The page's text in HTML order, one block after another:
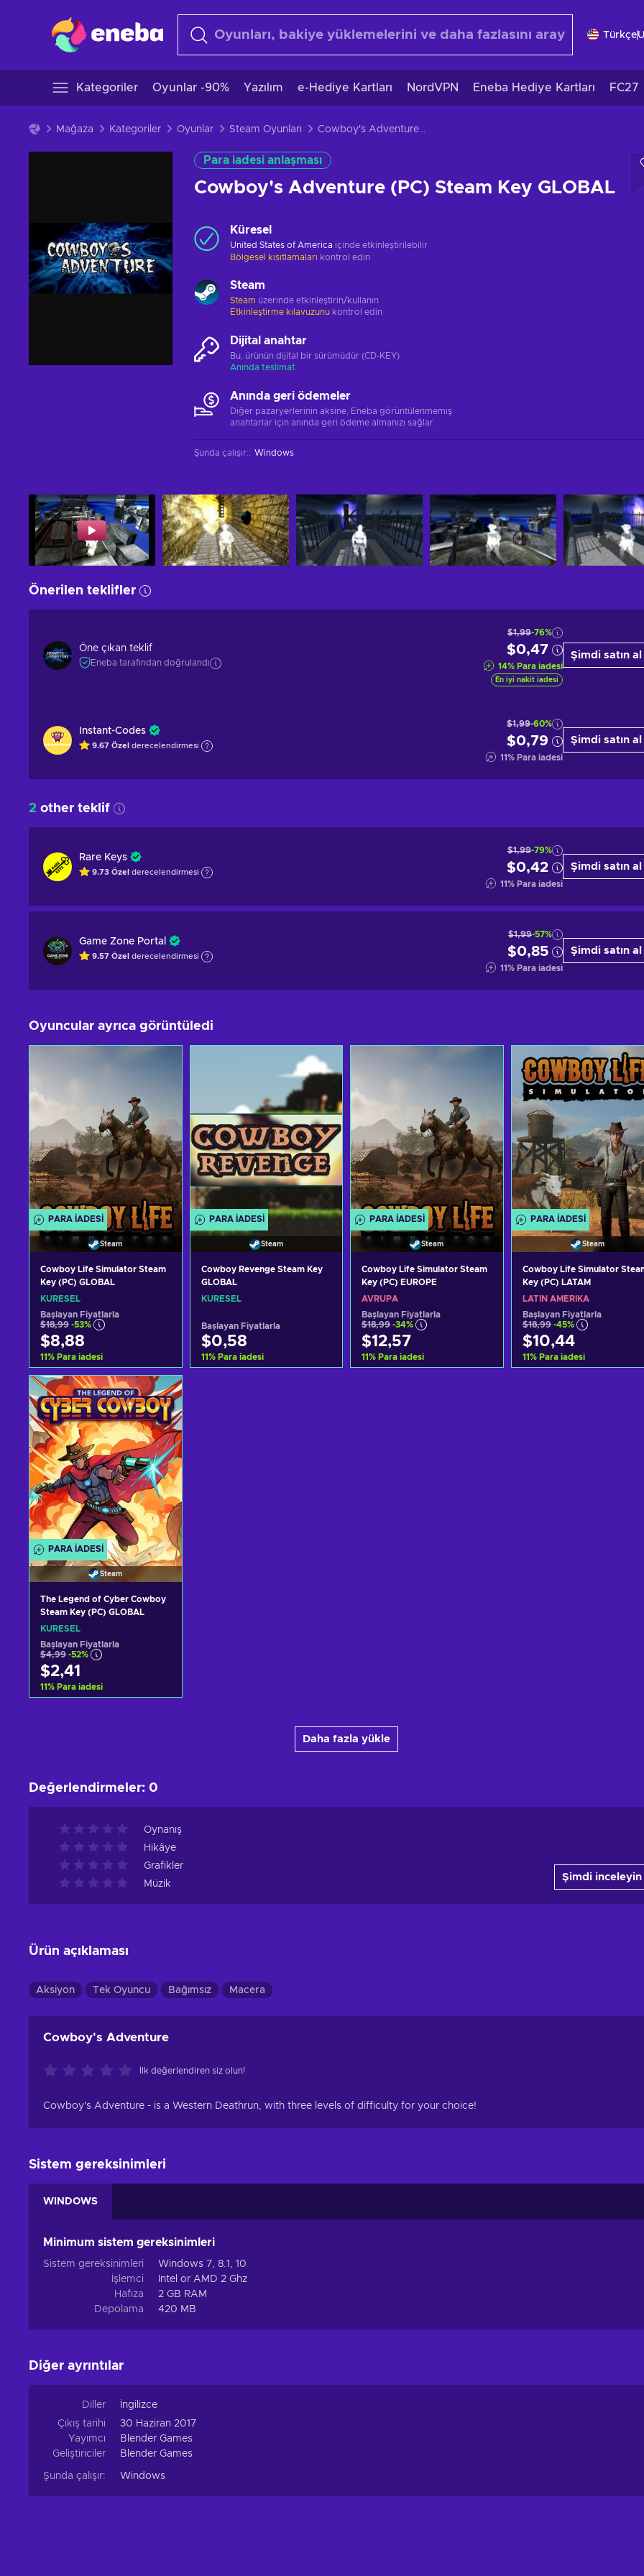
Türkçe
Kategoriler Oyunlar -90% Yazılım e-Hediye Kartları NordVPN Eneba Hediye Kartları FC27
Mağaza Kategoriler Oyunlar Steam Oyunları Cowboy's Adventure (PC) Steam Key GLOBAL
Para iadesi anlaşması
Cowboy's Adventure (PC) Steam Key GLOBAL
Küresel
United States of America içinde etkinleştirilebilir
Bölgesel kısıtlamaları kontrol edin
Steam
Steam üzerinde etkinleştirin/kullanın
Etkinleştirme kılavuzunu kontrol edin
Dijital anahtar
Bu, ürünün dijital bir sürümüdür (CD-KEY)
Anında teslimat
Anında geri ödemeler
Diğer pazaryerlerinin aksine, Eneba görüntülenmemiş
anahtarlar için anında geri ödeme almanızı sağlar.
Şunda çalışır:: Windows
Önerilen teklifler
Öne çıkan teklif
Eneba tarafından doğrulandı
$1,99-76%
$0,47
14% Para iadesi
En iyi nakit iadesi
Şimdi satın al
Instant-Codes
9.67 Özel derecelendirmesi
$1,99-60%
$0,79
11% Para iadesi
Şimdi satın al
2 other teklif
Rare Keys
9.73 Özel derecelendirmesi
$1,99-79%
$0,42
11% Para iadesi
Şimdi satın al
Game Zone Portal
9.57 Özel derecelendirmesi
$1,99-57%
$0,85
11% Para iadesi
Şimdi satın al
Oyuncular ayrıca görüntüledi
PARA IADESI
Steam
Cowboy Life Simulator Steam
Key (PC) GLOBAL
KÜRESEL
Başlayan Fiyatlarla
$18,99 -53%
$8,88
11% Para iadesi
Sepete ekle
Teklifleri görüntüle
PARA IADESI
Steam
Cowboy Revenge Steam Key
GLOBAL
KÜRESEL
Başlayan Fiyatlarla
$0,58
11% Para iadesi
PARA IADESI
Steam
Cowboy Life Simulator Steam
Key (PC) EUROPE
AVRUPA
Başlayan Fiyatlarla
$18,99 -34%
$12,57
11% Para iadesi
PARA IADESI
Steam
Cowboy Life Simulator
Key (PC) LATAM
LATIN AMERIKA
Başlayan Fiyatlarla
$18,99 -45%
$10,44
11% Para iadesi
PARA IADESI
Steam
The Legend of Cyber Cowboy
Steam Key (PC) GLOBAL
KÜRESEL
Başlayan Fiyatlarla
$4,99 -52%
$2,41
11% Para iadesi
Daha fazla yükle
Değerlendirmeler: 0
Oynanış
Hikâye
Grafikler
Müzik
Şimdi inceleyin
Ürün açıklaması
Aksiyon Tek Oyuncu Bağımsız Macera
Cowboy's Adventure
İlk değerlendiren siz olun!
Cowboy's Adventure - is a Western Deathrun, with three levels of difficulty for your choice!
Sistem gereksinimleri
WINDOWS
Minimum sistem gereksinimleri
Sistem gereksinimleri
Windows 7, 8.1, 10
İşlemci
Intel or AMD 2 Ghz
Hafıza
2 GB RAM
Depolama
420 MB
Diğer ayrıntılar
Diller
İngilizce
Çıkış tarihi
30 Haziran 2017
Yayımcı
Blender Games
Geliştiriciler
Blender Games
Şunda çalışır: Windows